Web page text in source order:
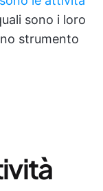
sono i loro
strumento